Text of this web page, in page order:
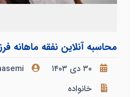
محاسبه آنلاین نفقه ماهانه
۳۰ دی ۱۴۰۳
خانواده